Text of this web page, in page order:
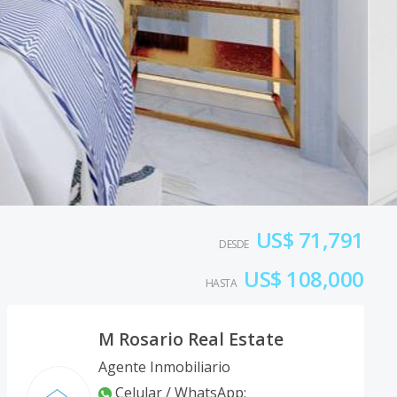
DESDE US$ 71,791
HASTA US$ 108,000
M Rosario Real Estate
Agente Inmobiliario
Celular / WhatsApp: